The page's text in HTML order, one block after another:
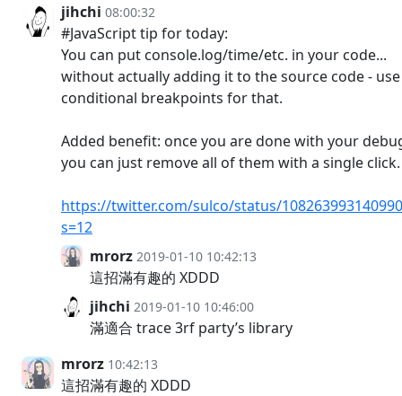
jihchi 08:00:32
#JavaScript tip for today:
You can put console.log/time/etc. in your code...
without actually adding it to the source code - use
conditional breakpoints for that.
Added benefit: once you are done with your
you can just remove all of them with a single click.
https://twitter.com/sulco/status/
s=12
mrorz 2019-01-10 10:42:13
這招滿有趣的 XDDD
jihchi 2019-01-10 10:46:00
滿適合 trace 3rf party’s library
mrorz 10:42:13
這招滿有趣的 XDDD